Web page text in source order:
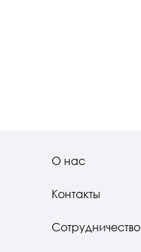
О нас
Контакты
Сотрудничество